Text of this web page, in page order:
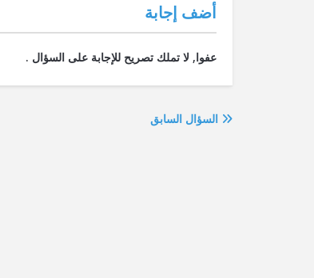
‫أضف إجابة
السؤال السابق